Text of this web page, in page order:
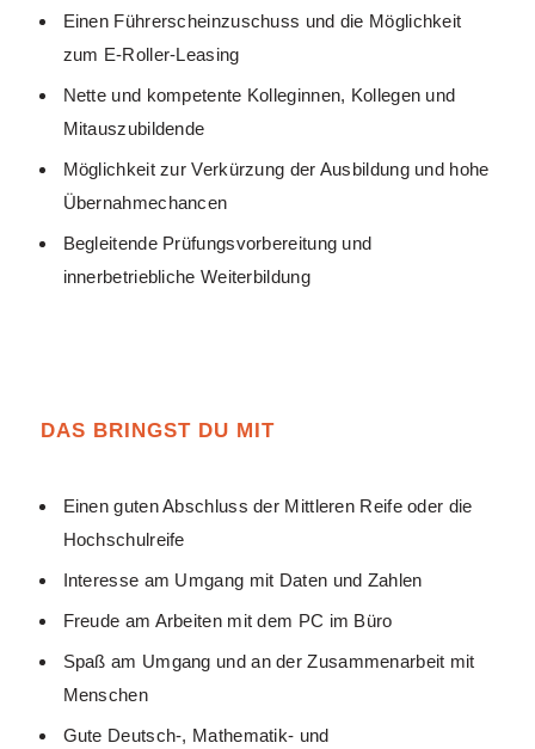
Einen Führerscheinzuschuss und die Möglichkeit
zum E-Roller-Leasing
Nette und kompetente Kolleginnen, Kollegen und
Mitauszubildende
Möglichkeit zur Verkürzung der Ausbildung und hohe
Übernahmechancen
Begleitende Prüfungsvorbereitung und
innerbetriebliche Weiterbildung
DAS BRINGST DU MIT
Einen guten Abschluss der Mittleren Reife oder die
Hochschulreife
Interesse am Umgang mit Daten und Zahlen
Freude am Arbeiten mit dem PC im Büro
Spaß am Umgang und an der Zusammenarbeit mit
Menschen
Gute Deutsch-, Mathematik- und